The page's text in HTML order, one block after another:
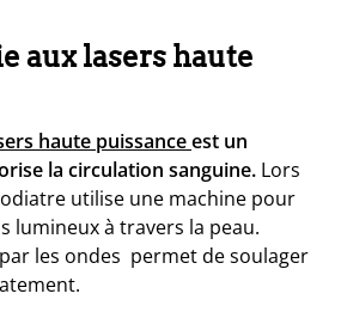
aux lasers haute
haute puissanceest un
la circulation sanguine. Lors
utilise une machine pour
lumineux à travers la peau.
par les ondes permet de soulager